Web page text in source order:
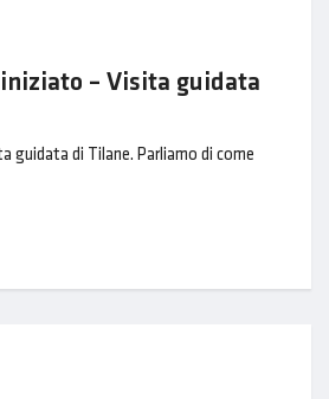
– Visita guidata
guidata di Tilane. Parliamo di come